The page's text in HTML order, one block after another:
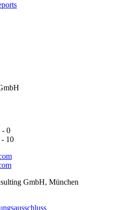
- 0
- 10
GmbH, München